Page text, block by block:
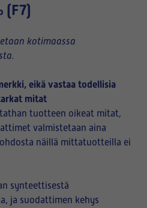
(F7)
kotimaassa
eikä vastaa todellisia
mitat
tuotteen oikeat mitat,
valmistetaan aina
näillä mittatuotteilla ei
synteettisestä
ja suodattimen kehys